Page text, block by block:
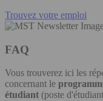
Trouvez votre emploi
FAQ
Vous trouverez ici les
concernant le
étudiant (poste